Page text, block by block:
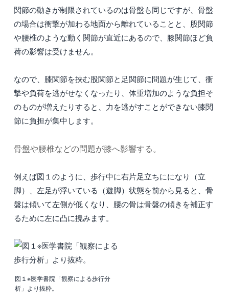
関節の動きが制限されているのは骨盤も同じですが、骨盤
の場合は衝撃が加わる地面から離れていることと、股関節
や腰椎のような動く関節が直近にあるので、膝関節ほど負
荷の影響は受けません。
なので、膝関節を挟む股関節と足関節に問題が生じて、衝
撃や負荷を逃がせなくなったり、体重増加のような負担そ
のものが増えたりすると、力を逃がすことができない膝関
節に負担が集中します。
骨盤や腰椎などの問題が膝へ影響する。
例えば図１のように、歩行中に右片足立ちにになり（立
脚）、左足が浮いている（遊脚）状態を前から見ると、骨
盤は傾いて左側が低くなり、腰の骨は骨盤の傾きを補正す
るために左に凸に撓みます。
図１※医学書院「観察による歩行分
析」より抜粋。